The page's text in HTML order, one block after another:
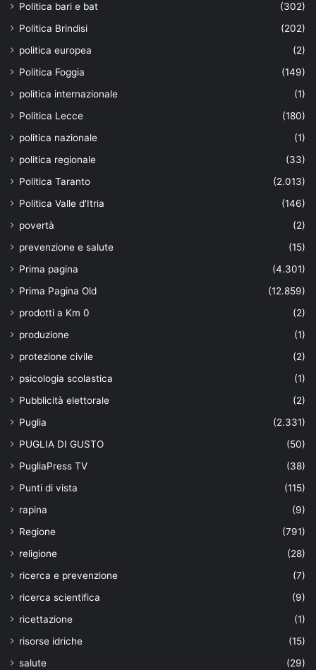
Politica bari e bat
(302)
Politica Brindisi
(202)
politica europea
(2)
Politica Foggia
(149)
politica internazionale
(1)
Politica Lecce
(180)
politica nazionale
(1)
politica regionale
(33)
Politica Taranto
(2.013)
Politica Valle d'Itria
(146)
povertà
(2)
prevenzione e salute
(15)
Prima pagina
(4.301)
Prima Pagina Old
(12.859)
prodotti a Km 0
(2)
produzione
(1)
protezione civile
(2)
psicologia scolastica
(1)
Pubblicità elettorale
(2)
Puglia
(2.331)
PUGLIA DI GUSTO
(50)
PugliaPress TV
(38)
Punti di vista
(115)
rapina
(9)
Regione
(791)
religione
(28)
ricerca e prevenzione
(7)
ricerca scientifica
(9)
ricettazione
(1)
risorse idriche
(15)
salute
(29)